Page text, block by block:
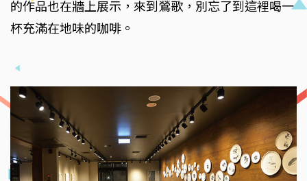
的作品也在牆上展示，來到鶯歌，別忘了到這裡喝一
杯充滿在地味的咖啡。